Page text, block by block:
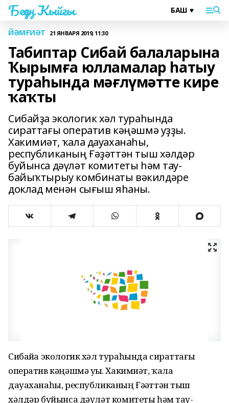
Беҙҙең Ҡыйғы
ЙӘМҒИӘТ 21 ЯНВАРЯ 2019, 11:30
Табиптар Сибай балаларына
Ҡырымға юлламалар һатыу
тураһында мәғлүмәтте кире
ҡаҡты
Сибайҙа экологик хәл тураһында
сираттағы оператив кәңәшмә уҙҙы.
Хакимиәт, ҡала дауаханаһы,
республиканың Ғәҙәттән тыш хәлдәр
буйынса дәүләт комитеты һәм тау-
байыҡтырыу комбинаты вәкилдәре
доклад менән сығыш яһаны.
Сибайҙа экологик хәл тураһында сираттағы
оператив кәңәшмә уҙҙы. Хакимиәт, ҡала
дауаханаһы, республиканың Ғәҙәттән тыш
хәлдәр буйынса дәүләт комитеты һәм тау-